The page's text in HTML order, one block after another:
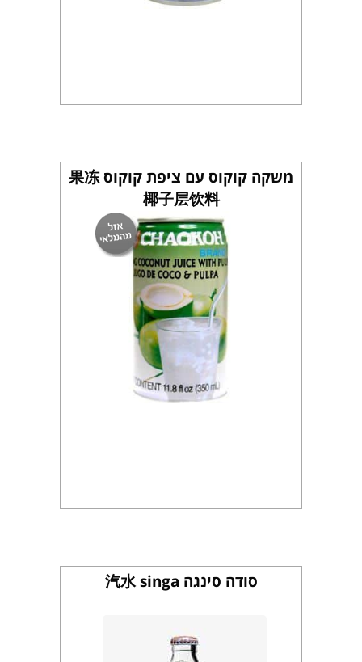
משקה קוקוס עם ציפת קוקוס 果冻
椰子层饮料
סודה סינגה 汽水 singa